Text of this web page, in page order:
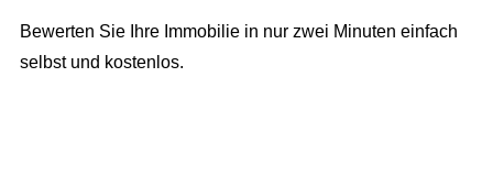
Bewerten Sie Ihre Immobilie in nur zwei Minuten einfach
selbst und kostenlos.